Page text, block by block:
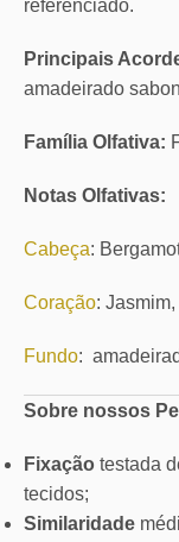
referenciado.
Principais
amadeirado
Família Olfativa:
Notas Olfativas:
Cabeça:
Coração:
Fundo:
Sobre nossos
Fixação testada
tecidos;
Similaridade